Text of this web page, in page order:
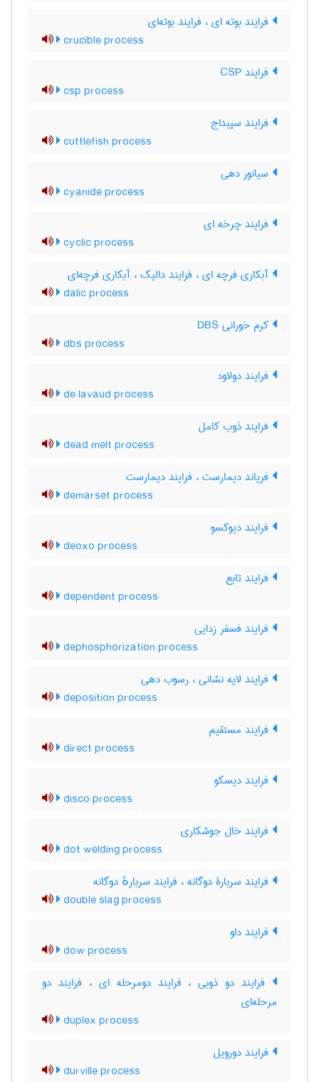
فرایند بوته ای ، فرایند بوته‌ای
crucible process
فرایند CSP
csp process
فرایند سپیداج
cuttlefish process
سیانور دهی
cyanide process
فرایند چرخه ای
cyclic process
آبکاری فرچه ای ، فرایند دالیک ، آبکاری فرچه‌ای
dalic process
کرم خورانی DBS
dbs process
فرایند دولاود
de lavaud process
فرایند ذوب کامل
dead melt process
فریاند دیمارست ، فرایند دیمارست
demarset process
فرایند دیوکسو
deoxo process
فرایند تابع
dependent process
فرایند فسفر زدایی
dephosphorization process
فرایند لایه نشانی ، رسوب دهی
deposition process
فرایند مستقیم
direct process
فرایند دیسکو
disco process
فرایند خال جوشکاری
dot welding process
فرایند سربارۀ دوگانه ، فرایند سربارهٔ دوگانه
double slag process
فرایند داو
dow process
فرایند دو ذوبی ، فرایند دومرحله ای ، فرایند دو
مرحله‌ای
duplex process
فرایند دورویل
durville process